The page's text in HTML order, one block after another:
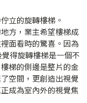
立的旋轉樓梯。
方，業主希望樓梯成
面看時的驚喜。因為
得旋轉樓梯是一個不
梯的側邊是整片的金
空間，更創造出視覺
成為室內外的視覺焦